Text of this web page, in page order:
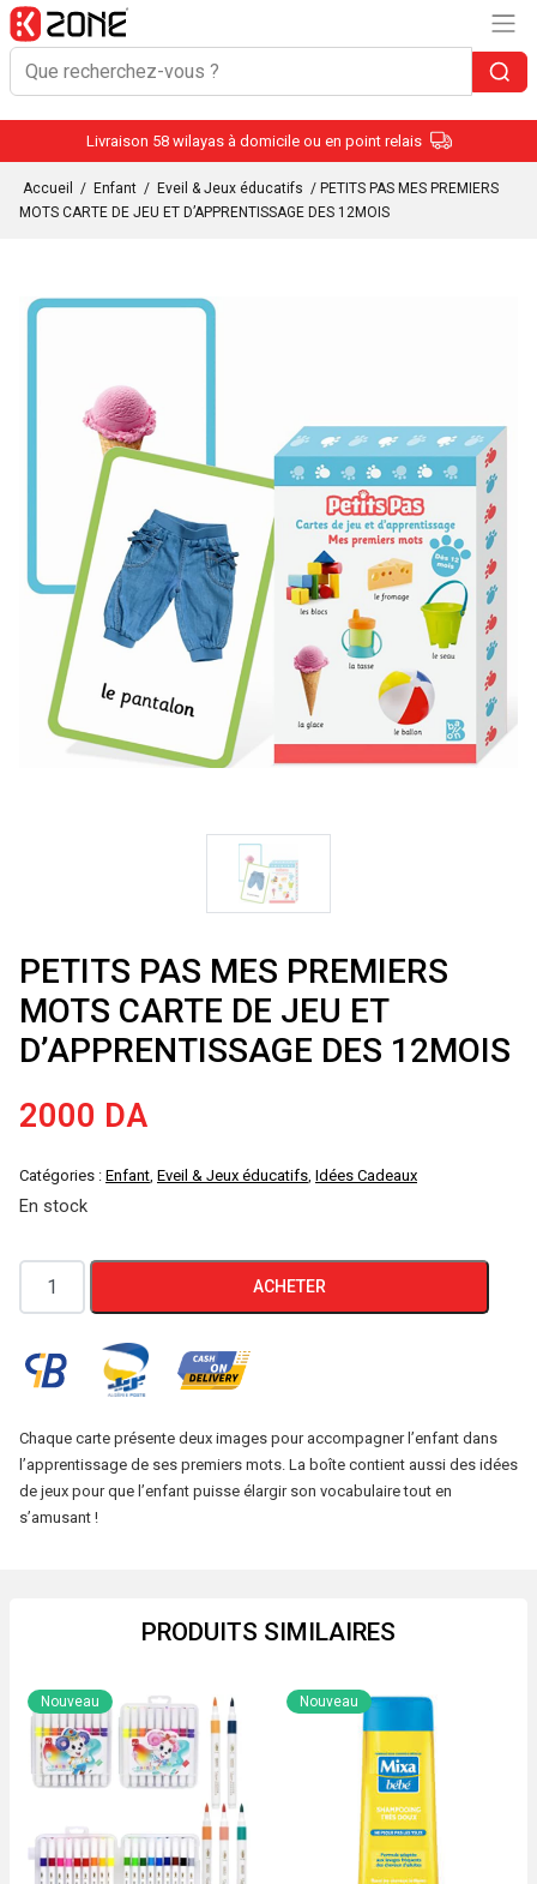
Livraison 58 wilayas à domicile ou en point relais
Accueil / Enfant / Eveil & Jeux éducatifs / PETITS PAS MES PREMIERS
MOTS CARTE DE JEU ET D’APPRENTISSAGE DES 12MOIS
PETITS PAS MES PREMIERS
MOTS CARTE DE JEU ET
D’APPRENTISSAGE DES 12MOIS
2000 DA
Catégories : Enfant, Eveil & Jeux éducatifs, Idées Cadeaux
En stock
quantité
de
PAS
PREMIERS
MOTS
CARTE
D'APPRENTISSAGE
12MOIS
ACHETER
Chaque carte présente deux images pour accompagner l’enfant dans
l’apprentissage de ses premiers mots. La boîte contient aussi des idées
de jeux pour que l’enfant puisse élargir son vocabulaire tout en
s’amusant !
PRODUITS SIMILAIRES
Nouveau Nouveau